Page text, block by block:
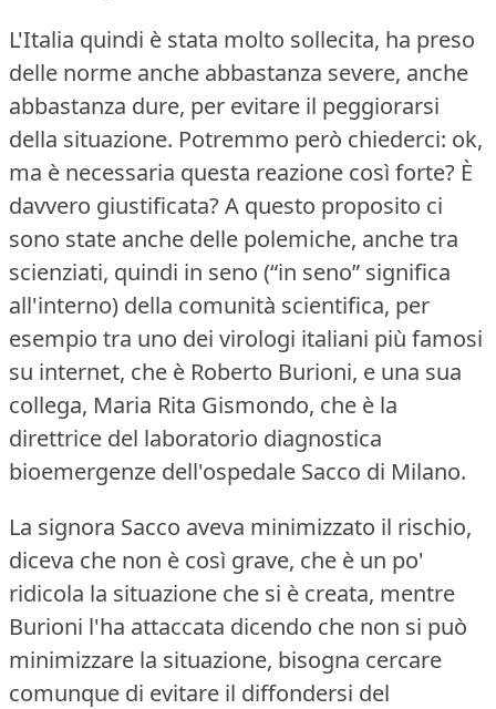
L'Italia quindi è stata molto sollecita, ha preso
delle norme anche abbastanza severe, anche
abbastanza dure, per evitare il peggiorarsi
della situazione. Potremmo però chiederci: ok,
ma è necessaria questa reazione così forte? È
davvero giustificata?A questo proposito ci
sono state anche delle polemiche, anche tra
scienziati, quindi in seno (“in seno” significa
all'interno) della comunità scientifica, per
esempio tra uno dei virologi italiani più famosi
su internet, che è Roberto Burioni, e una sua
collega, Maria Rita Gismondo, che è la
direttrice del laboratorio diagnostica
bioemergenze dell'ospedale Sacco di Milano.
La signora Sacco aveva minimizzato il rischio,
diceva che non è così grave, che è un po'
ridicola la situazione che si è creata, mentre
Burioni l'ha attaccata dicendo che non si può
minimizzare la situazione, bisogna cercare
comunque di evitare il diffondersi del